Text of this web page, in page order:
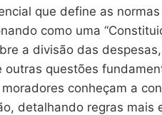
que define as
como uma
a divisão das
questões
conheçam a
detalhando regras mais